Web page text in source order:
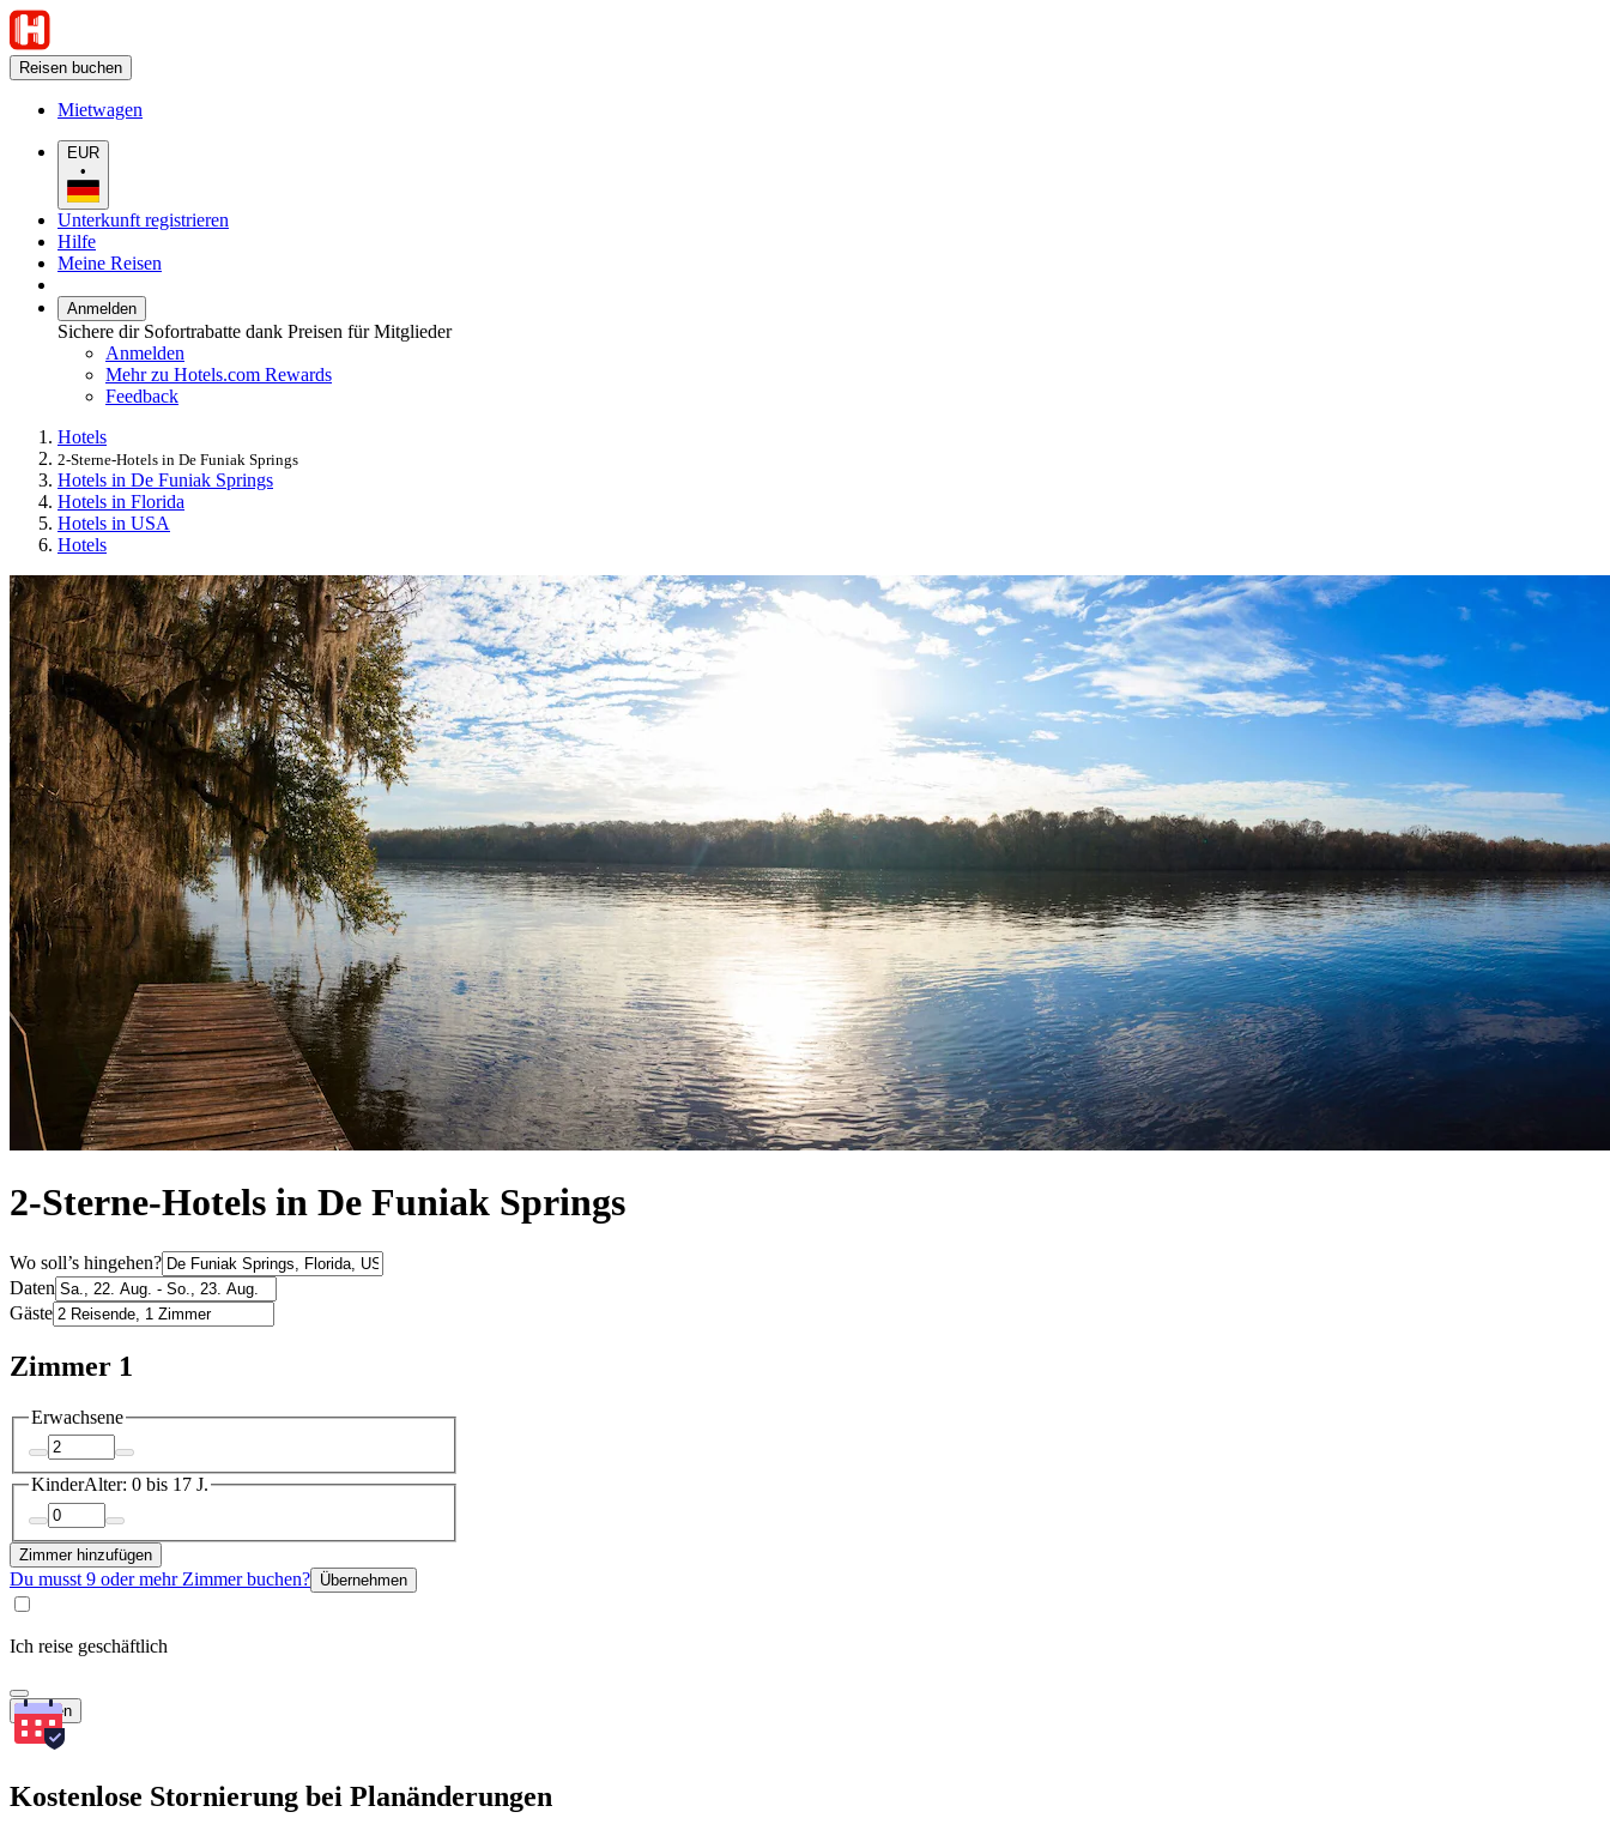
Reisen buchen
Mietwagen
EUR
•
Unterkunft registrieren
Hilfe
Meine Reisen
Anmelden
Sichere dir Sofortrabatte dank Preisen für Mitglieder
Anmelden
Mehr zu Hotels.com Rewards
Feedback
Hotels
2-Sterne-Hotels in De Funiak Springs
Hotels in De Funiak Springs
Hotels in Florida
Hotels in USA
Hotels
2-Sterne-Hotels in De Funiak Springs
Wo soll’s hingehen?
Daten
Gäste
Zimmer 1
Erwachsene
KinderAlter: 0 bis 17 J.
Zimmer hinzufügen
Du musst 9 oder mehr Zimmer buchen? Übernehmen
Ich reise geschäftlich
Suchen
Kostenlose Stornierung bei Planänderungen